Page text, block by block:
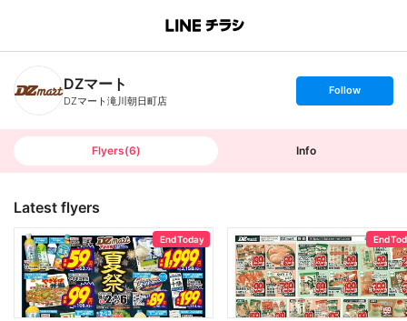
B
n
c
h
T
DZマート
DZマート滝川朝日町店
s
t
o
Follow
Flyers(6) Info
Latest flyers
End Today End